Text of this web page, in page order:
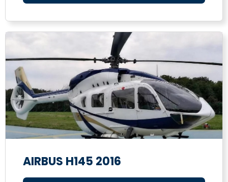
AIRBUS H145 2016